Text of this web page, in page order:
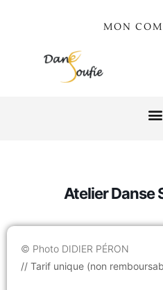
MON
Atelier Danse
© Photo DIDIER PÉRON
// Tarif unique (non